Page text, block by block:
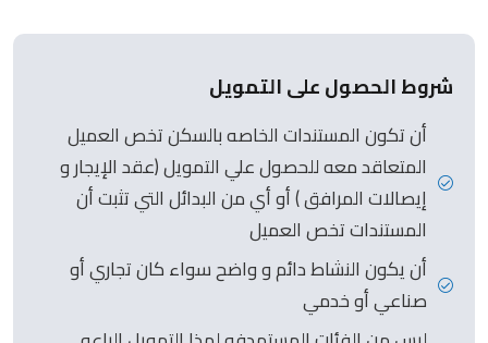
شروط الحصول على التمويل
أن تكون المستندات الخاصه بالسكن تخص العميل
المتعاقد معه للحصول علي التمويل (عقد الإيجار و
إيصالات المرافق ) أو أي من البدائل التي تثبت أن
المستندات تخص العميل
أن يكون النشاط دائم و واضح سواء كان تجاري أو
صناعي أو خدمي